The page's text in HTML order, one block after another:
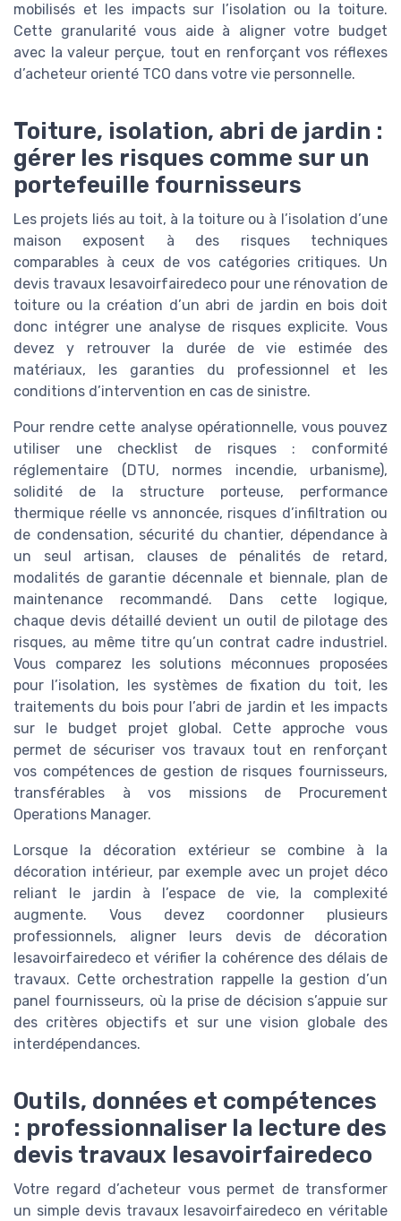
mobilisés et les impacts sur l’isolation ou la toiture.
Cette granularité vous aide à aligner votre budget
avec la valeur perçue, tout en renforçant vos réflexes
d’acheteur orienté TCO dans votre vie personnelle.
Toiture, isolation, abri de jardin :
gérer les risques comme sur un
portefeuille fournisseurs
Les projets liés au toit, à la toiture ou à l’isolation d’une
maison exposent à des risques techniques
comparables à ceux de vos catégories critiques. Un
devis travaux lesavoirfairedeco pour une rénovation de
toiture ou la création d’un abri de jardin en bois doit
donc intégrer une analyse de risques explicite. Vous
devez y retrouver la durée de vie estimée des
matériaux, les garanties du professionnel et les
conditions d’intervention en cas de sinistre.
Pour rendre cette analyse opérationnelle, vous pouvez
utiliser une checklist de risques : conformité
réglementaire (DTU, normes incendie, urbanisme),
solidité de la structure porteuse, performance
thermique réelle vs annoncée, risques d’infiltration ou
de condensation, sécurité du chantier, dépendance à
un seul artisan, clauses de pénalités de retard,
modalités de garantie décennale et biennale, plan de
maintenance recommandé. Dans cette logique,
chaque devis détaillé devient un outil de pilotage des
risques, au même titre qu’un contrat cadre industriel.
Vous comparez les solutions méconnues proposées
pour l’isolation, les systèmes de fixation du toit, les
traitements du bois pour l’abri de jardin et les impacts
sur le budget projet global. Cette approche vous
permet de sécuriser vos travaux tout en renforçant
vos compétences de gestion de risques fournisseurs,
transférables à vos missions de Procurement
Operations Manager.
Lorsque la décoration extérieur se combine à la
décoration intérieur, par exemple avec un projet déco
reliant le jardin à l’espace de vie, la complexité
augmente. Vous devez coordonner plusieurs
professionnels, aligner leurs devis de décoration
lesavoirfairedeco et vérifier la cohérence des délais de
travaux. Cette orchestration rappelle la gestion d’un
panel fournisseurs, où la prise de décision s’appuie sur
des critères objectifs et sur une vision globale des
interdépendances.
Outils, données et compétences
: professionnaliser la lecture des
devis travaux lesavoirfairedeco
Votre regard d’acheteur vous permet de transformer
un simple devis travaux lesavoirfairedeco en véritable